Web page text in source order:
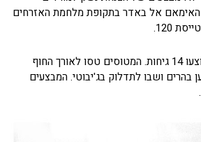
האימאם אל באדר בתקופת מלחמת האזרחים
120.
החל ב-31 במרץ 1964 בוצעו 14 גיחות. המטוסים טסו לאורך החוף
בהרים ושבו לתדלוק בג'יבוטי. המבצעים